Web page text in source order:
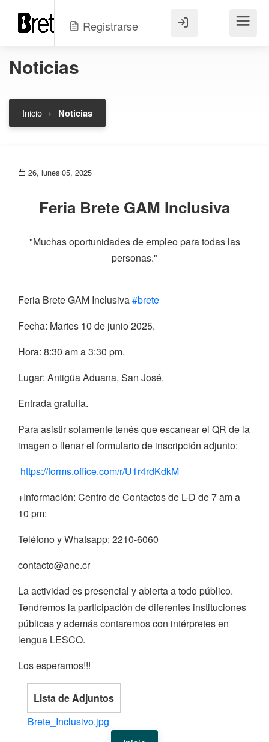
Registrarse Menú
Noticias
Inicio Noticias
26, lunes 05, 2025
Feria Brete GAM Inclusiva
"Muchas oportunidades de empleo para todas las
personas."
Feria Brete GAM Inclusiva#brete
Fecha: Martes 10 de junio 2025.
Hora: 8:30 am a 3:30 pm.
Lugar: Antigüa Aduana, San José.
Entrada gratuita.
Para asistir solamente tenés que escanear el QR de la
imagen o llenar el formulario de inscripción adjunto:
https://forms.office.com/r/U1r4rdKdkM
+Información: Centro de Contactos de L-D de 7 am a
10 pm:
Teléfono y Whatsapp: 2210-6060
contacto@ane.cr
La actividad es presencial y abierta a todo público.
Tendremos la participación de diferentes instituciones
públicas y además contaremos con intérpretes en
lengua LESCO.
Los esperamos!!!
Lista de Adjuntos
Brete_Inclusivo.jpg